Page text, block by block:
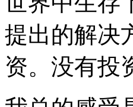
提出的解决
资。没有投